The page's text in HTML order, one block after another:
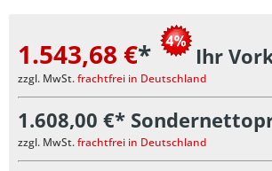
1.543,68 €* Ihr
zzgl. MwSt.frachtfrei in Deutschland
1.608,00 €*
zzgl. MwSt.frachtfrei in Deutschland